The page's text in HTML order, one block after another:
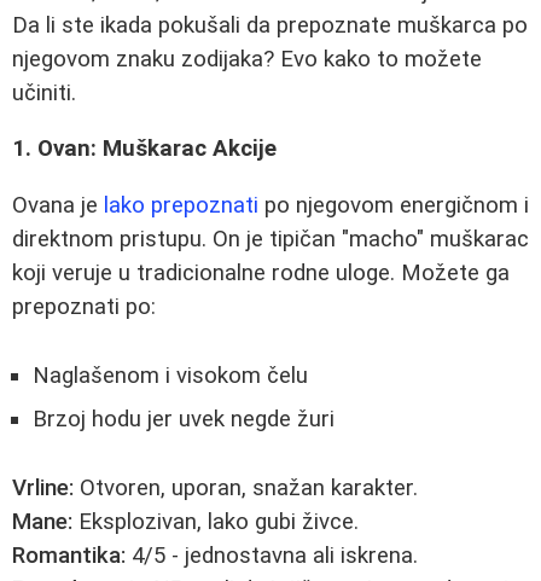
Da li ste ikada pokušali da prepoznate muškarca po
njegovom znaku zodijaka? Evo kako to možete
učiniti.
1. Ovan: Muškarac Akcije
Ovana je lako prepoznati po njegovom energičnom i
direktnom pristupu. On je tipičan "macho" muškarac
koji veruje u tradicionalne rodne uloge. Možete ga
prepoznati po:
Naglašenom i visokom čelu
Brzoj hodu jer uvek negde žuri
Vrline: Otvoren, uporan, snažan karakter.
Mane: Eksplozivan, lako gubi živce.
Romantika: 4/5 - jednostavna ali iskrena.